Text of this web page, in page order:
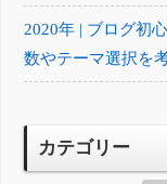
2020年 | ブログ初
数やテーマ選択を
カテゴリー